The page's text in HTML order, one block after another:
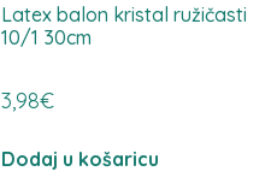
Latex balon kristal ružičasti
10/1 30cm
3,98€
Dodaj u košaricu